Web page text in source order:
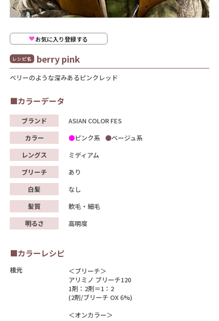
お気に入り登録する
レシピ名 berry pink
ベリーのような深みあるピンクレッド
■カラーデータ
ブランド
ASIAN COLOR FES
カラー
ピンク系
ベージュ系
レングス
ミディアム
ブリーチ
あり
白髪
なし
髪質
軟毛・細毛
明るさ
高明度
■カラーレシピ
根元
＜ブリーチ＞
アリミノ ブリーチ120
1剤：2剤＝1：2
(2剤/ブリーチ OX 6%)
＜オンカラー＞